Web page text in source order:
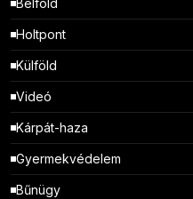
Holtpont
Külföld
Videó
Kárpát-haza
Gyermekvédelem
Bűnügy